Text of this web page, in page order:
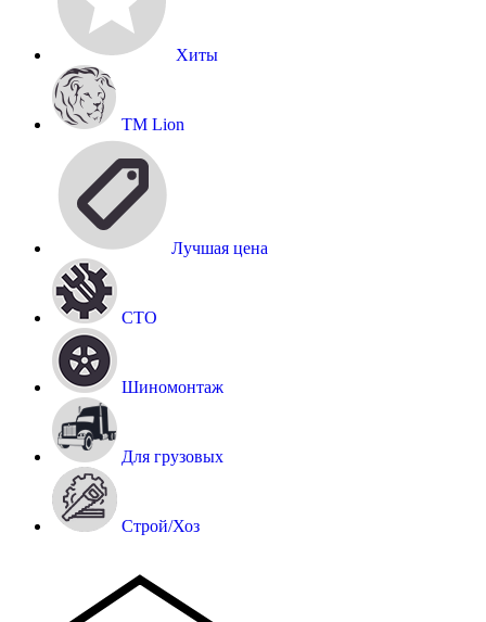
Хиты
TM Lion
Лучшая цена
СТО
Шиномонтаж
Для грузовых
Строй/Хоз